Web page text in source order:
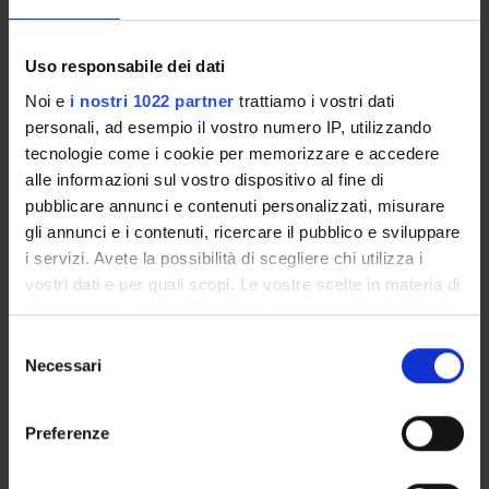
Uso responsabile dei dati
Noi e i nostri 1022 partner trattiamo i vostri dati
personali, ad esempio il vostro numero IP, utilizzando
tecnologie come i cookie per memorizzare e accedere
alle informazioni sul vostro dispositivo al fine di
pubblicare annunci e contenuti personalizzati, misurare
gli annunci e i contenuti, ricercare il pubblico e sviluppare
i servizi. Avete la possibilità di scegliere chi utilizza i
vostri dati e per quali scopi. Le vostre scelte in materia di
privacy sono applicabili solo su questa proprietà digitale
modificare o revocare il proprio consenso in qualsiasi
momento dalla Dichiarazione sui cookie o facendo clic
delNecessari
Preferenze
STUDENT ADMINISTRATION OFFICES
DEPARTMENT FACILITIES
RESEARCH LABORATORIES
RESEARCH CENTRES
LIBRARIES
SPIN OFF AND COMPANIES
Contacts
People
Calendar